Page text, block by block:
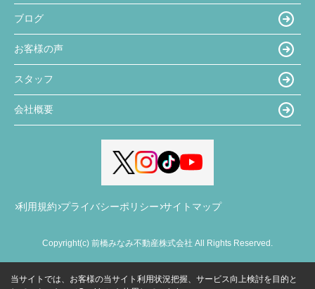
ブログ
お客様の声
スタッフ
会社概要
利用規約 プライバシーポリシー サイトマップ
Copyright(c) 前橋みなみ不動産株式会社 All Rights Reserved.
当サイトでは、お客様の当サイト利用状況把握、サービス向上検討を目的と